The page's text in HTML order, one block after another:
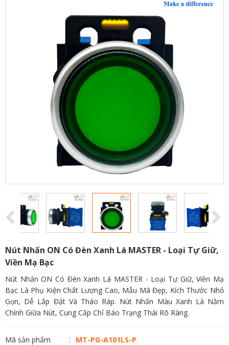
Nút Nhấn ON Có Đèn Xanh Lá MASTER - Loại Tự Giữ,
Viền Mạ Bạc
Nút Nhấn ON Có Đèn Xanh Lá MASTER - Loại Tự Giữ, Viền Mạ
Bạc Là Phụ Kiện Chất Lượng Cao, Mẫu Mã Đẹp, Kích Thước Nhỏ
Gọn, Dễ Lắp Đặt Và Tháo Ráp. Nút Nhấn Màu Xanh Lá Nằm
Chính Giữa Nút, Cung Cấp Chỉ Báo Trạng Thái Rõ Ràng.
Mã sản phẩm
MT-PG-A101LS-P